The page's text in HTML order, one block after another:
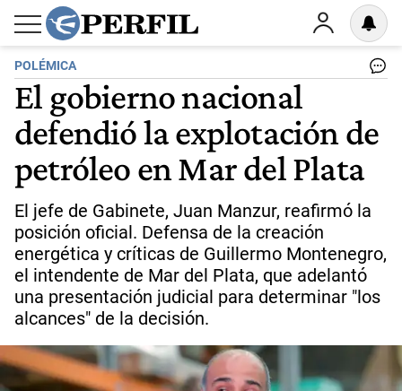
POLÉMICA
El gobierno nacional
defendió la explotación de
petróleo en Mar del Plata
El jefe de Gabinete, Juan Manzur, reafirmó la
posición oficial. Defensa de la creación
energética y críticas de Guillermo Montenegro,
el intendente de Mar del Plata, que adelantó
una presentación judicial para determinar "los
alcances" de la decisión.